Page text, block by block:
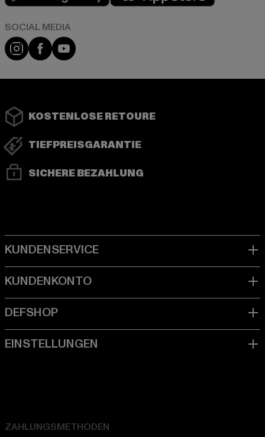
Instagram
FacebookYouTube
KOSTENLOSE RETOURE
TIEFPREISGARANTIE
SICHERE BEZAHLUNG
ZAHLUNGSMETHODEN